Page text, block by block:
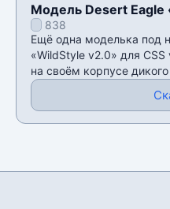
Модель Desert Eagle
CSS v34
838
Ещё одна моделька под
«WildStyle v2.0» для CSS
на своём корпусе дикого